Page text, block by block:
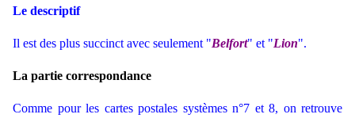
Le descriptif
Il est des plus succinct avec seulement "Belfort" et "Lion".
La partie correspondance
Comme pour les cartes postales systèmes n°7 et 8, on retrouve